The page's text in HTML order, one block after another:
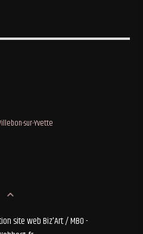
sur-Yvette
site web Biz'Art / MBO -